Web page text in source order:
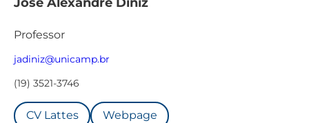
Professor
jadiniz@unicamp.br
(19) 3521-3746
CV Lattes Webpage